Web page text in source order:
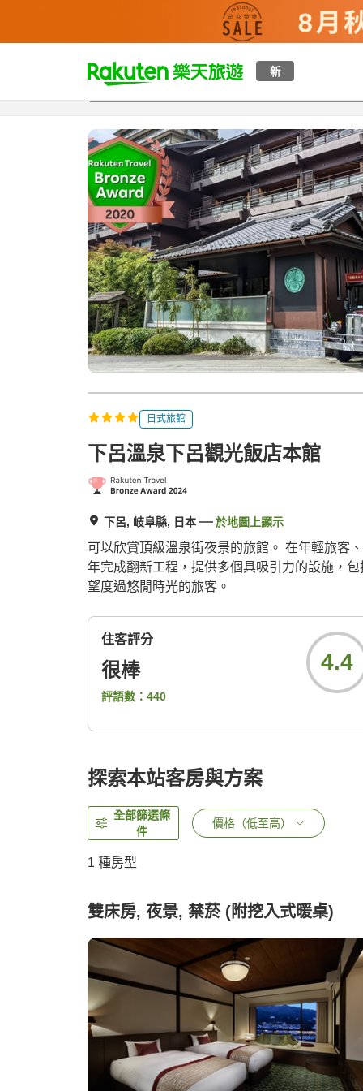
新
t
p
a
g
e
_
s
a
r
c
h
總覽客房與方案評語設施
日式旅館
下呂溫泉下呂觀光飯店本館
下呂, 岐阜縣, 日本 於地圖上顯示
可以欣賞頂級溫泉街夜景的旅館。 在年輕旅客
年完成翻新工程，提供多個具吸引力的設施，
望度過悠閒時光的旅客。
住客評分
很棒
評語數： 440
4.4
探索本站客房與方案
全部篩選條
件
價格（低至高）
1 種房型
雙床房, 夜景, 禁菸 (附挖入式暖桌)